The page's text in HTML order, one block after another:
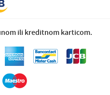
ili kreditnom karticom.